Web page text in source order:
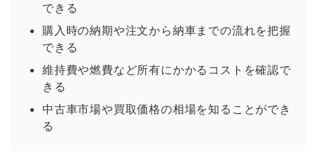
できる
購入時の納期や注文から納車までの流れを把握
できる
維持費や燃費など所有にかかるコストを確認で
きる
中古車市場や買取価格の相場を知ることができ
る